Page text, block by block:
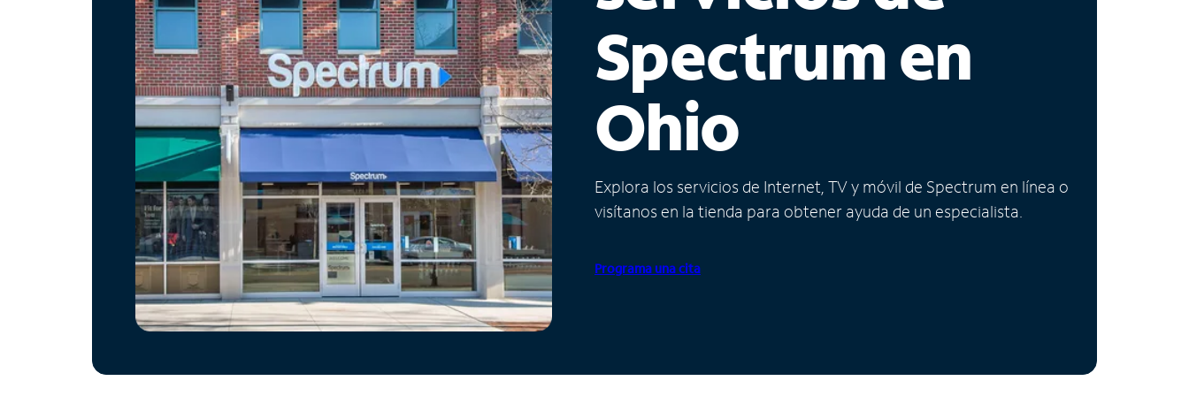
Spectrum en
Ohio
Explora los servicios de Internet, TV y móvil de Spectrum en línea o
visítanos en la tienda para obtener ayuda de un especialista.
Programa una cita